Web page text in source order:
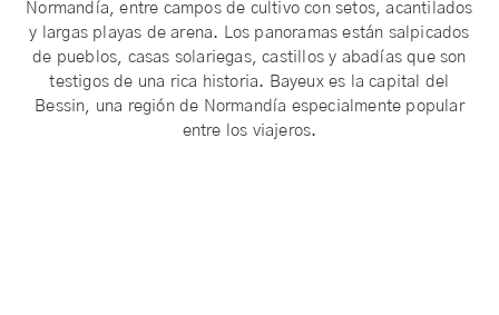
Normandía, entre campos de cultivo con setos, acantilados
y largas playas de arena. Los panoramas están salpicados
de pueblos, casas solariegas, castillos y abadías que son
testigos de una rica historia. Bayeux es la capital del
Bessin, una región de Normandía especialmente popular
entre los viajeros.